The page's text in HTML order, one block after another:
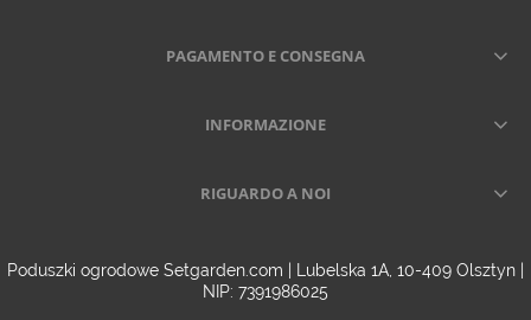
PAGAMENTO E CONSEGNA
INFORMAZIONE
RIGUARDO A NOI
Poduszki ogrodowe Setgarden.com | Lubelska 1A, 10-409 Olsztyn |
NIP: 7391986025